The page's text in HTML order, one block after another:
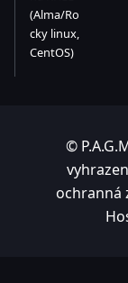
(Alma/Ro
cky linux,
CentOS)
©
ochranná